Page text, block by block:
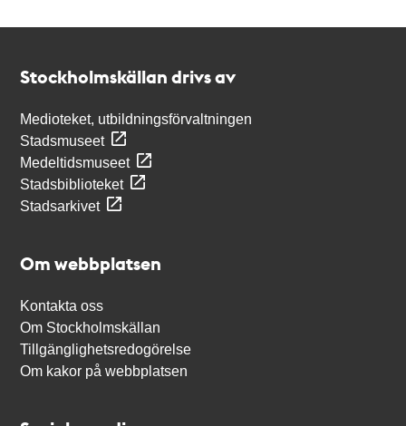
Stockholmskällan drivs av
Medioteket, utbildningsförvaltningen
Stadsmuseet
Medeltidsmuseet
Stadsbiblioteket
Stadsarkivet
Om webbplatsen
Kontakta oss
Om Stockholmskällan
Tillgänglighetsredogörelse
Om kakor på webbplatsen